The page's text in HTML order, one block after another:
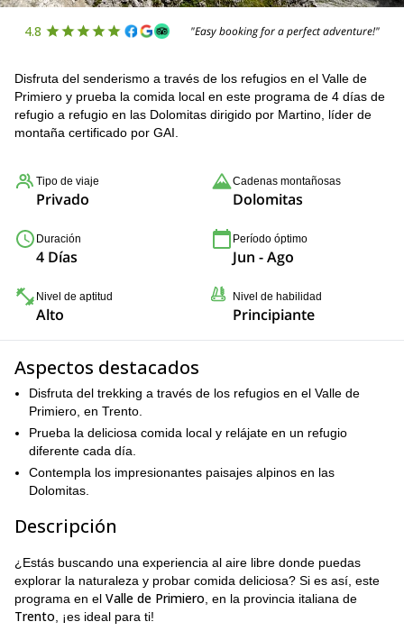
4.8 "Easy booking for a perfect adventure!"
Disfruta del senderismo a través de los refugios en el Valle de
Primiero y prueba la comida local en este programa de 4 días de
refugio a refugio en las Dolomitas dirigido por Martino, líder de
montaña certificado por GAI.
Tipo de viaje
Privado
Cadenas montañosas
Dolomitas
Duración
4 Días
Período óptimo
Jun - Ago
Nivel de aptitud
Alto
Nivel de habilidad
Principiante
Aspectos destacados
Disfruta del trekking a través de los refugios en el Valle de
Primiero, en Trento.
Prueba la deliciosa comida local y relájate en un refugio
diferente cada día.
Contempla los impresionantes paisajes alpinos en las
Dolomitas.
Descripción
¿Estás buscando una experiencia al aire libre donde puedas
explorar la naturaleza y probar comida deliciosa? Si es así, este
programa en el Valle de Primiero , en la provincia italiana de
Trento , ¡es ideal para ti!